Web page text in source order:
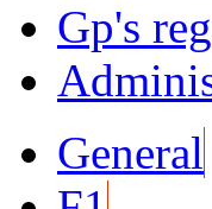
Gp's
General